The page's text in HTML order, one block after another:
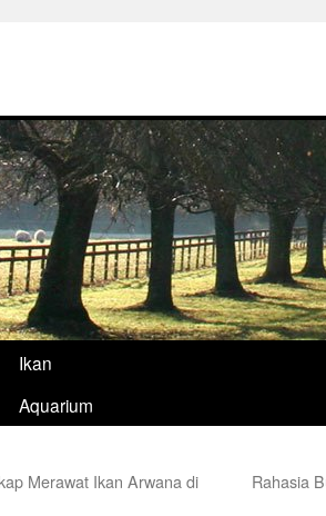
Ikan
Aquarium
Merawat Ikan Arwana di
Rahasia